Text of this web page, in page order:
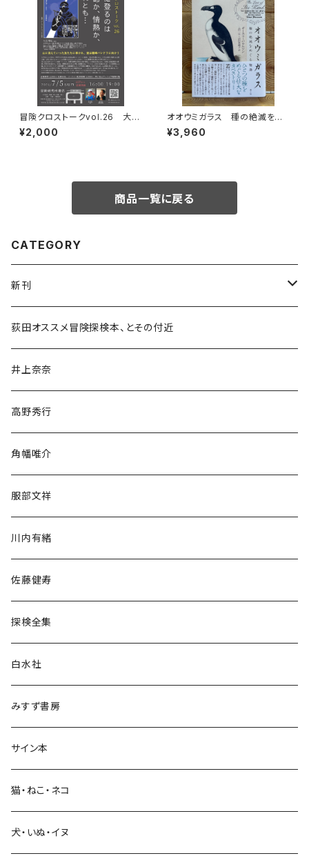
冒険クロストークvol.26 大石
明弘「山に登るのは 宿命か、情
熱か、それとも…」録画視聴権
¥2,000
オオウミガラス 種の絶滅をめ
ぐる物語
¥3,960
商品一覧に戻る
CATEGORY
新刊
和書
文学・小説・物語
随筆・ノンフィクション・その他
民族・風習
言語・ことば
生活・暮らし
荻田オススメ冒険探検本、とその付近
井上奈奈
高野秀行
角幡唯介
服部文祥
川内有緒
佐藤健寿
探検全集
白水社
みすず書房
サイン本
猫・ねこ・ネコ
犬・いぬ・イヌ